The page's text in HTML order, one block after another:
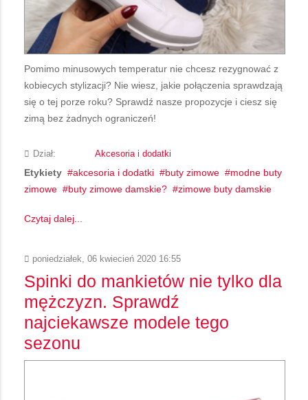
Pomimo minusowych temperatur nie chcesz rezygnować z
kobiecych stylizacji? Nie wiesz, jakie połączenia sprawdzają
się o tej porze roku? Sprawdź nasze propozycje i ciesz się
zimą bez żadnych ograniczeń!
Dział: Akcesoria i dodatki
Etykiety akcesoria i dodatki buty zimowe
modne buty
zimowe
buty zimowe damskie? zimowe buty damskie
Czytaj dalej...
poniedziałek, 06 kwiecień 2020 16:55
Spinki do mankietów nie tylko dla
mężczyzn. Sprawdź
najciekawsze modele tego
sezonu